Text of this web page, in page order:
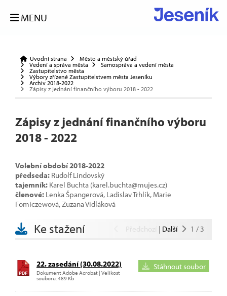
MENU
Úvodní strana
Město a městský úřad
Vedení a správa města
Samospráva a vedení města
Zastupitelstvo města
Výbory zřízené Zastupitelstvem města Jeseníku
Archiv 2018-2022
Zápisy z jednání finančního výboru 2018 - 2022
Zápisy z jednání finančního výboru
2018 - 2022
Volební období 2018-2022
předseda: Rudolf Lindovský
tajemník: Karel Buchta (karel.buchta@mujes.cz)
členové: Lenka Špangerová, Ladislav Trhlík, Marie
Fomiczewová, Zuzana Vidláková
Ke stažení Předchozí | Další 1 / 3
Stáhnout soubor
22. zasedání (30.08.2022)
Dokument Adobe Acrobat | Velikost
souboru: 489 Kb